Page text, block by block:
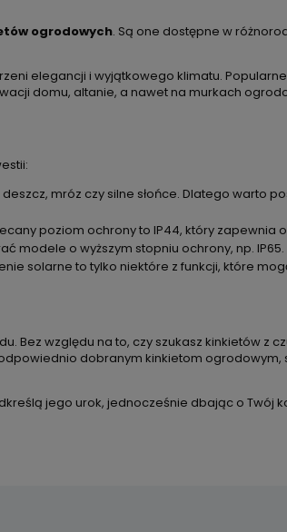
ogrodowych. Są one dostępne w
elegancji i wyjątkowego klimatu.
domu, altanie, a nawet na murkach
mróz czy silne słońce. Dlatego warto
poziom ochrony to IP44, który zapewnia
modele o wyższym stopniu ochrony, np. IP65.
solarne to tylko niektóre z funkcji, które
Bez względu na to, czy szukasz kinkietów z
dobranym kinkietom ogrodowym,
jego urok, jednocześnie dbając o Twój